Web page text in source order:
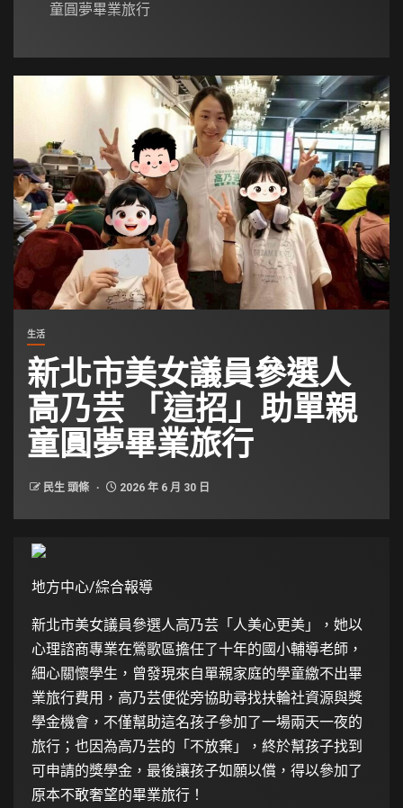
童圓夢畢業旅行
生活
新北市美女議員參選人
高乃芸 「這招」助單親
童圓夢畢業旅行
民生 頭條 2026 年 6 月 30 日
地方中心/綜合報導
新北市美女議員參選人高乃芸 「人美心更美」，她以
心理諮商專業在鶯歌區擔任了十年的國小輔導老師，
細心關懷學生，曾發現來自單親家庭的學童繳不出畢
業旅行費用，高乃芸便從旁協助尋找扶輪社資源與獎
學金機會，不僅幫助這名孩子參加了一場兩天一夜的
旅行；也因為高乃芸的「不放棄」，終於幫孩子找到
可申請的獎學金，最後讓孩子如願以償，得以參加了
原本不敢奢望的畢業旅行！